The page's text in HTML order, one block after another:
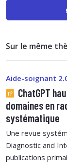
Sur le même
Aide-soignant
ChatGPT
domaines en
systématique
Une revue
Diagnostic and
publications